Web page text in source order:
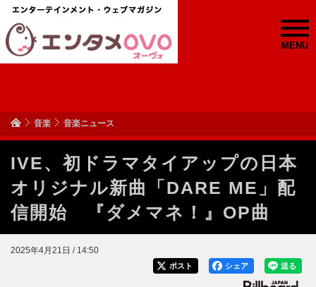
MENU
音楽 音楽ニュース
IVE、初ドラマタイアップの日本
オリジナル新曲「DARE ME」配
信開始 『ダメマネ！』OP曲
2025年4月21日 / 14:50
送る
シェア
ポスト